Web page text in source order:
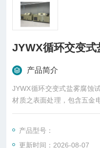
JYWX循环交变
产品简介
JYWX循环交变式盐雾腐蚀
材质之表面处理，包含五金
零部件，摩托车，五金洁具
性。
产品型号：
更新时间：2026-08-07